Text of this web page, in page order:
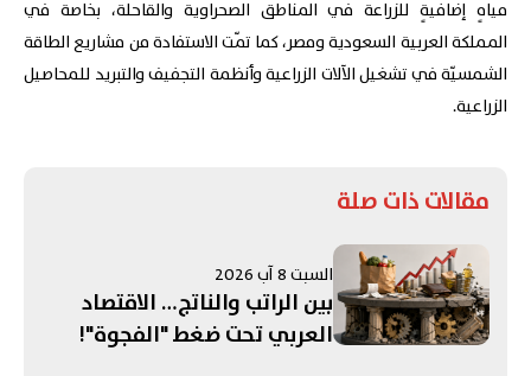
مياهٍ إضافيةٍ للزراعة في المناطق الصحراوية والقاحلة، بخاصة في
المملكة العربية السعودية ومصر، كما تمّت الاستفادة من مشاريع الطاقة
الشمسيّة في تشغيل الآلات الزراعية وأنظمة التجفيف والتبريد للمحاصيل
الزراعية.
مقالات ذات صلة
السبت 8 آب 2026
بين الراتب والناتج… الاقتصاد
العربي تحت ضغط "الفجوة"!